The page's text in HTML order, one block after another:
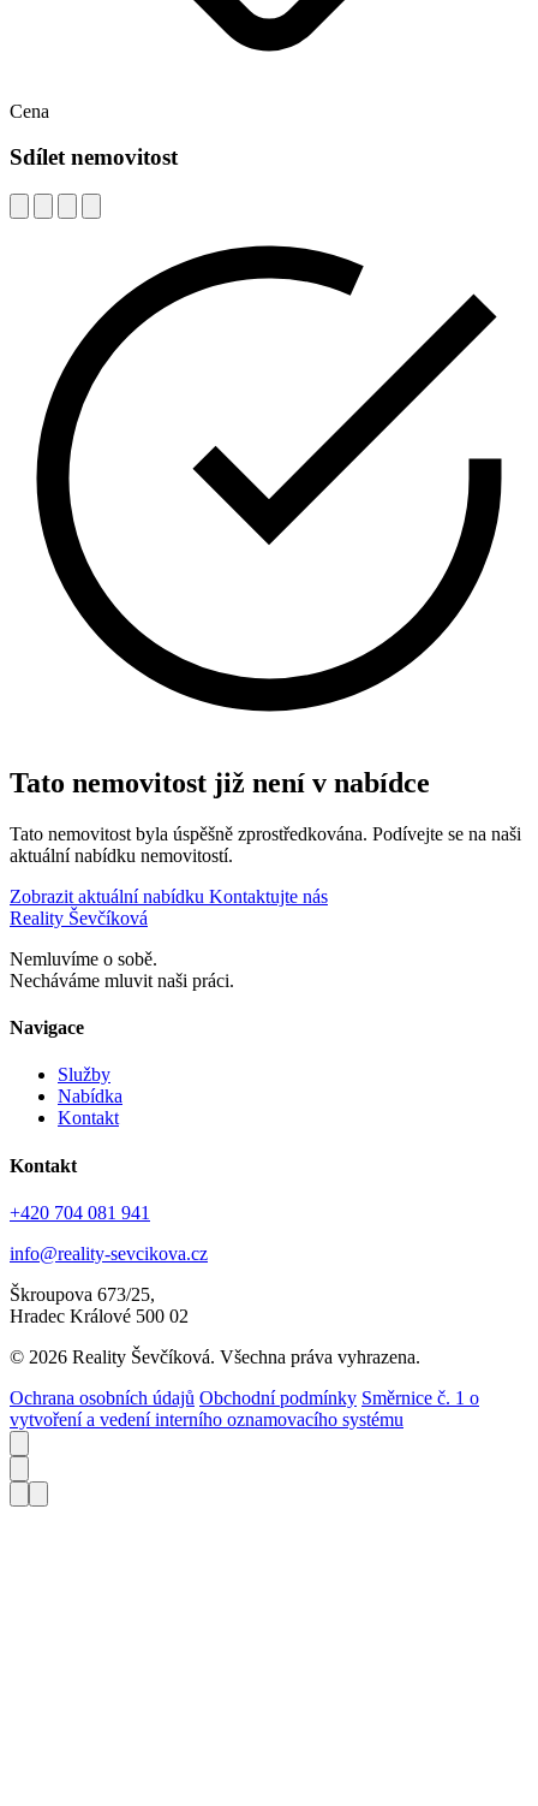
Cena
Sdílet nemovitost
Tato nemovitost již není v nabídce
Tato nemovitost byla úspěšně zprostředkována. Podívejte se na naši
aktuální nabídku nemovitostí.
Zobrazit aktuální nabídku Kontaktujte nás
Reality Ševčíková
Nemluvíme o sobě.
Necháváme mluvit naši práci.
Navigace
Služby
Nabídka
Kontakt
Kontakt
+420 704 081 941
info@reality-sevcikova.cz
Škroupova 673/25,
Hradec Králové 500 02
© 2026 Reality Ševčíková. Všechna práva vyhrazena.
Ochrana osobních údajů Obchodní podmínky Směrnice č. 1 o
vytvoření a vedení interního oznamovacího systému